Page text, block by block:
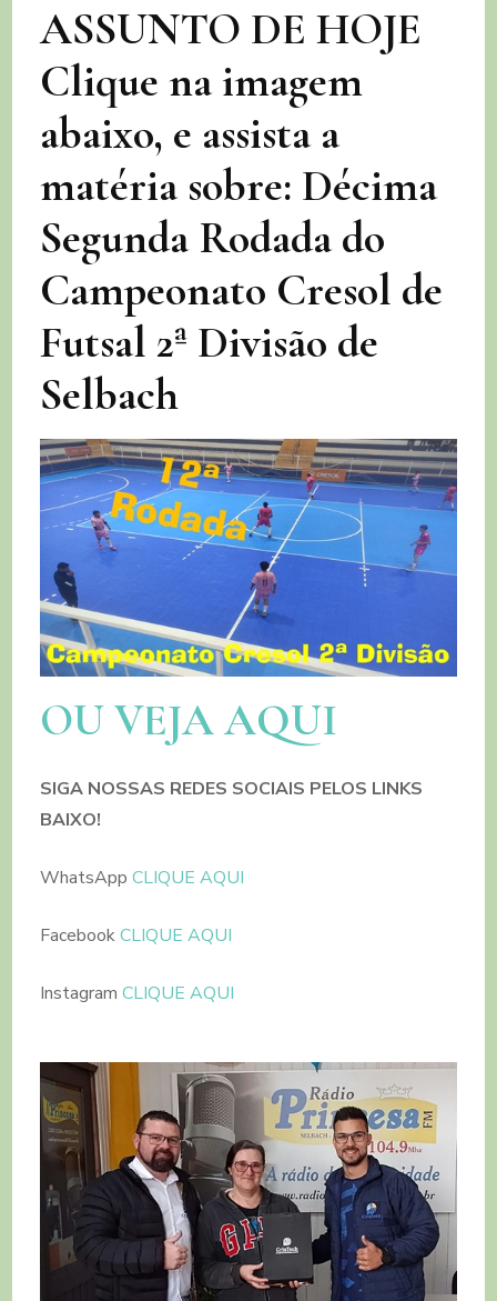
ASSUNTO DE HOJE
Clique na imagem
abaixo, e assista a
matéria sobre: Décima
Segunda Rodada do
Campeonato Cresol de
Futsal 2ª Divisão de
Selbach
OU VEJA AQUI
SIGA NOSSAS REDES SOCIAIS PELOS LINKS
BAIXO!
WhatsAppCLIQUE AQUI
FacebookCLIQUE AQUI
InstagramCLIQUE AQUI